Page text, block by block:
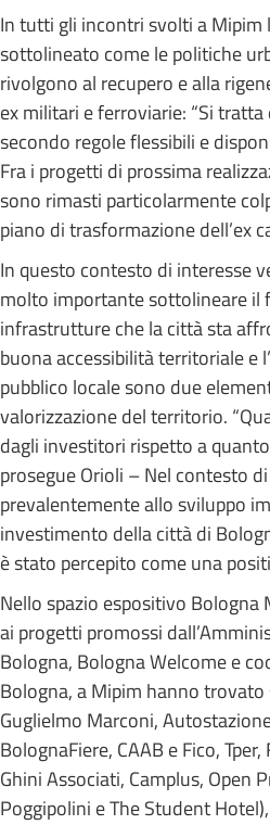
In tutti gli incontri svolti a Mipim
sottolineato come le politiche
rivolgono al recupero e alla
ex militari e ferroviarie: “Si
secondo regole flessibili e
Fra i progetti di prossima
sono rimasti particolarmente
piano di trasformazione dell’ex
In questo contesto di interesse
molto importante sottolineare il
infrastrutture che la città sta
buona accessibilità territoriale e
pubblico locale sono due
valorizzazione del territorio.
dagli investitori rispetto a
prosegue Orioli – Nel contesto
prevalentemente allo sviluppo
investimento della città di
è stato percepito come una
Nello spazio espositivo
ai progetti promossi
Bologna, Bologna Welcome e
Bologna, a Mipim hanno
Guglielmo Marconi,
BolognaFiere, CAAB e Fico,
Ghini Associati, Camplus, Open
Poggipolini e The Student